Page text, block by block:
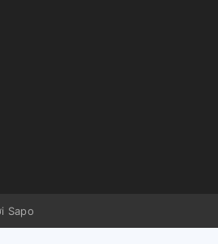
Sapo